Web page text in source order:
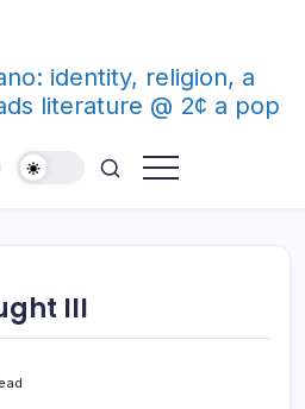
identity, religion, a
literature @ 2¢ a pop
III